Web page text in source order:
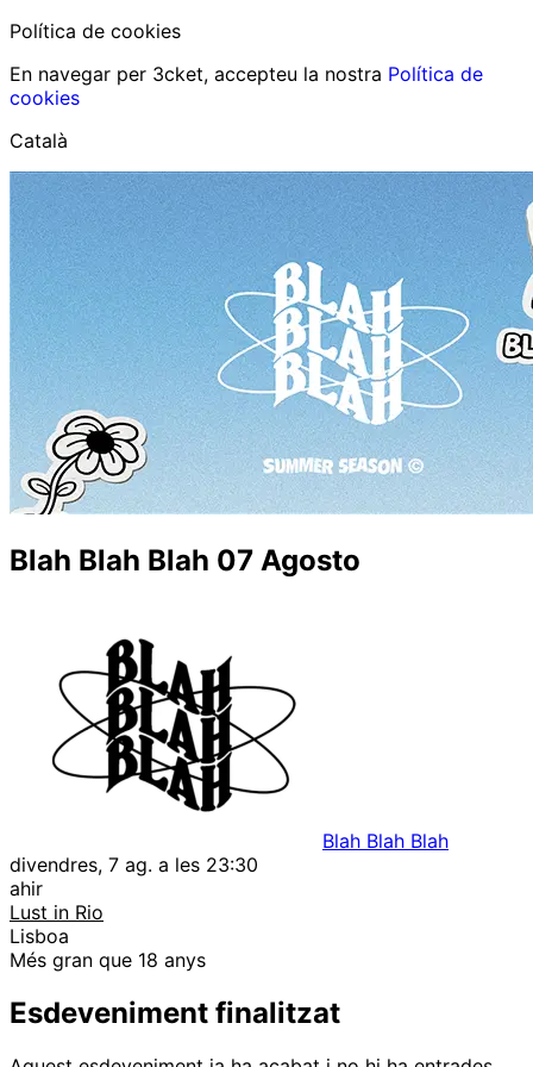
Política de cookies
En navegar per 3cket, accepteu la nostra Política de
cookies
Català
Blah Blah Blah 07 Agosto
Blah Blah Blah
divendres, 7 ag. a les 23:30
ahir
Lust in Rio
Lisboa
Més gran que 18 anys
Esdeveniment finalitzat